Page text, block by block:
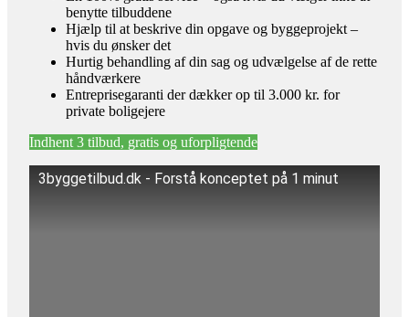
benytte tilbuddene
Hjælp til at beskrive din opgave og byggeprojekt –
hvis du ønsker det
Hurtig behandling af din sag og udvælgelse af de rette
håndværkere
Entreprisegaranti der dækker op til 3.000 kr. for
private boligejere
Indhent 3 tilbud, gratis og uforpligtende
3byggetilbud.dk - Forstå konceptet på 1 minut